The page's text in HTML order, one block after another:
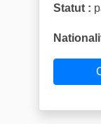
Statut :